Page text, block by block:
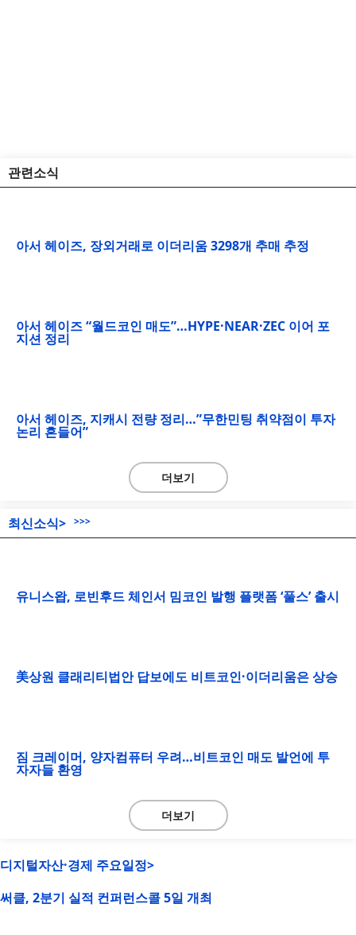
관련소식
아서 헤이즈, 장외거래로 이더리움 3298개 추매 추정
아서 헤이즈 “월드코인 매도”…HYPE·NEAR·ZEC 이어 포
지션 정리
아서 헤이즈, 지캐시 전량 정리…”무한민팅 취약점이 투자
논리 흔들어”
더보기
최신소식> >>>
유니스왑, 로빈후드 체인서 밈코인 발행 플랫폼 ‘풀스’ 출시
美상원 클래리티법안 답보에도 비트코인·이더리움은 상승
짐 크레이머, 양자컴퓨터 우려…비트코인 매도 발언에 투
자자들 환영
더보기
디지털자산·경제 주요일정>
써클, 2분기 실적 컨퍼런스콜 5일 개최